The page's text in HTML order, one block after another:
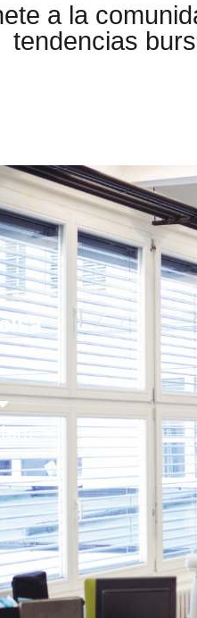
a la
tendencias